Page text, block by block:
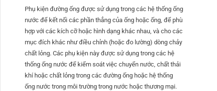
Phụ kiện đường ống được sử dụng trong các hệ thống ống
nước để kết nối các phần thẳng của ống hoặc ống, để phù
hợp với các kích cỡ hoặc hình dạng khác nhau, và cho các
mục đích khác như điều chỉnh (hoặc đo lường) dòng chảy
chất lỏng. Các phụ kiện này được sử dụng trong các hệ
thống ống nước để kiểm soát việc chuyển nước, chất thải
khí hoặc chất lỏng trong các đường ống hoặc hệ thống
ống nước trong môi trường trong nước hoặc thương mại.